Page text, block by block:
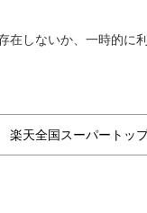
在しないか、一時的に
楽天全国スーパートッ